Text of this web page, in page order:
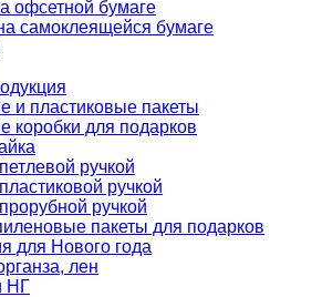
офсетной бумаге
самоклеящейся бумаге
и пластиковые пакеты
коробки для подарков
ручкой
ручкой
ручкой
пакеты для подарков
для Нового года
лен
НГ